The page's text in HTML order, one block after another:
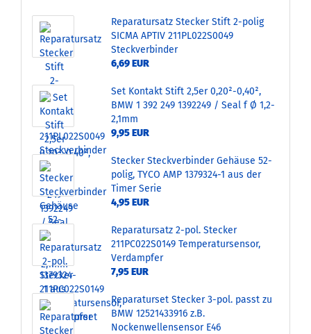
Reparatursatz Stecker Stift 2-polig
SICMA APTIV 211PL022S0049
Steckverbinder
6,69 EUR
Set Kontakt Stift 2,5er 0,20²-0,40²,
BMW 1 392 249 1392249 / Seal f Ø 1,2-
2,1mm
9,95 EUR
Stecker Steckverbinder Gehäuse 52-
polig, TYCO AMP 1379324-1 aus der
Timer Serie
4,95 EUR
Reparatursatz 2-pol. Stecker
211PC022S0149 Temperatursensor,
Verdampfer
7,95 EUR
Reparaturset Stecker 3-pol. passt zu
BMW 12521433916 z.B.
Nockenwellensensor E46